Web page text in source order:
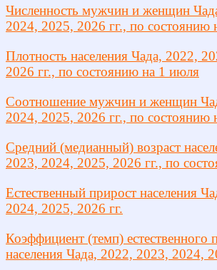
Численность мужчин и женщин
2024, 2025, 2026 гг., по состоянию
Плотность населения Чада, 2022,
2026 гг., по состоянию на 1 июля
Соотношение мужчин и женщин
2024, 2025, 2026 гг., по состоянию
Средний (медианный) возраст
2023, 2024, 2025, 2026 гг., по
Естественный прирост населения
2024, 2025, 2026 гг.
Коэффициент (темп) естественного
населения Чада, 2022, 2023, 2024,